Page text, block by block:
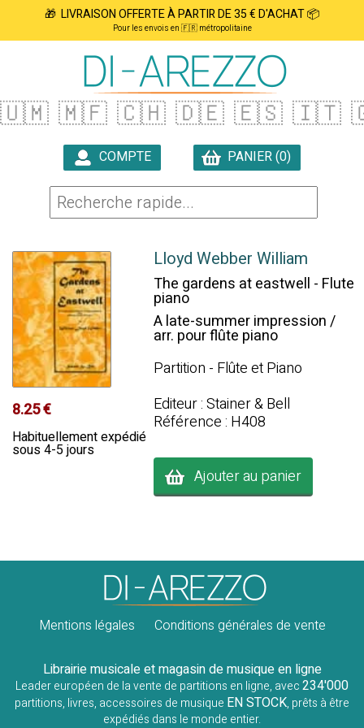
🎁 LIVRAISON OFFERTE À PARTIR DE 35 € D'ACHAT 📦
Pour les envois en 🇫🇷 métropolitaine
🇺🇲 🇲🇫 🇨🇭 🇩🇪 🇪🇸 🇮🇹
COMPTE
PANIER (0)
8.25 €
Habituellement expédié
sous 4-5 jours
Lloyd Webber William
The gardens at eastwell - Flute
piano
A late-summer impression /
arr. pour flûte piano
Partition - Flûte et Piano
Editeur : Stainer & Bell
Référence : H408
Ajouter au panier
Mentions légales Conditions générales de vente
Librairie musicale et magasin de musique en ligne
Leader européen de la vente de partitions en ligne, avec234'000
partitions, livres, accessoires de musique EN STOCK, prêts à être
expédiés dans le monde entier.